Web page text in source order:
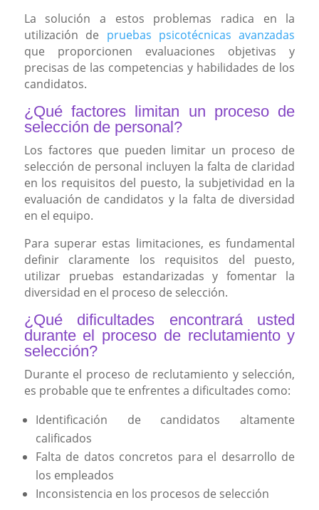
La solución a estos problemas radica en la
utilización de pruebas psicotécnicas avanzadas
que proporcionen evaluaciones objetivas y
precisas de las competencias y habilidades de los
candidatos.
¿Qué factores limitan un proceso de
selección de personal?
Los factores que pueden limitar un proceso de
selección de personal incluyen la falta de claridad
en los requisitos del puesto, la subjetividad en la
evaluación de candidatos y la falta de diversidad
en el equipo.
Para superar estas limitaciones, es fundamental
definir claramente los requisitos del puesto,
utilizar pruebas estandarizadas y fomentar la
diversidad en el proceso de selección.
¿Qué dificultades encontrará usted
durante el proceso de reclutamiento y
selección?
Durante el proceso de reclutamiento y selección,
es probable que te enfrentes a dificultades como:
Identificación de candidatos altamente
calificados
Falta de datos concretos para el desarrollo de
los empleados
Inconsistencia en los procesos de selección